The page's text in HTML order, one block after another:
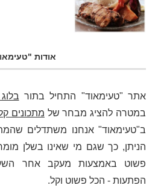
אודות
אתר "טעימאוד" התחיל בתור
במטרה להציג מבחר של מתכונים
ב"טעימאוד" אנחנו משתדלים
הניתן, כך שגם מי שאינו בשלן
פשוט באמצעות מעקב אחר
הפתעות - הכל פשוט וקל.